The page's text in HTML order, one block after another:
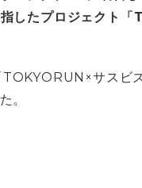
したプロジェクト
サスビ
。